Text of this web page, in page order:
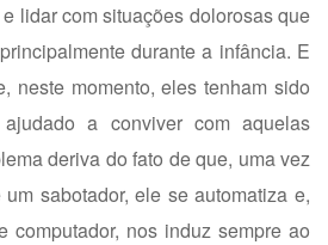
lidar com situações dolorosas que
durante a infância. E
neste momento, eles tenham sido
a conviver com aquelas
deriva do fato de que, uma vez
sabotador, ele se automatiza e,
computador, nos induz sempre ao